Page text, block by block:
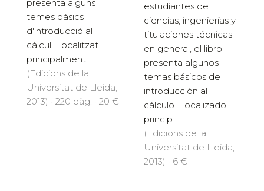
de ciències,
enginyeries i
titulacions tècniques
en general, el llibre
presenta alguns
temes bàsics
d'introducció al
càlcul. Focalitzat
A.; Maza Sabido,
Susanna
Dirigido a
estudiantes de
ciencias, ingenierías y
titulaciones técnicas
en general, el libro
presenta algunos
temas básicos de
introducción al
cálculo. Focalizado